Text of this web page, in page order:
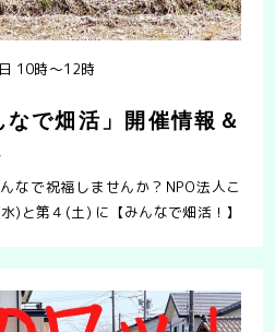
10時〜12時
で畑活」開催情報＆
なで祝福しませんか？NPO法人こ
)と第４(土) に【みんなで畑活！】